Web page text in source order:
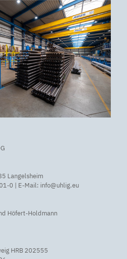
Langelsheim
0 | E-Mail: info@uhlig.eu
Höfert-Holdmann
HRB 202555